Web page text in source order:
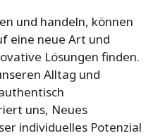
und handeln, können
eine neue Art und
Lösungen finden.
Alltag und
uns, Neues
individuelles Potenzial